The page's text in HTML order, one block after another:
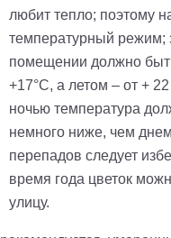
любит тепло; поэтому
температурный режим;
помещении должно
+17°C, а летом – от +
ночью температура
немного ниже, чем
перепадов следует
время года цветок
улицу.